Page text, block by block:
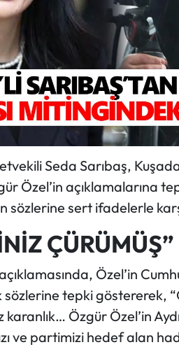
Seda Sarıbaş,
Özel’in açıklamalarına
sözlerine sert ifadelerle
ÇÜRÜMÜŞ”
Özel’in
sözlerine tepki göstererek,
karanlık… Özgür Özel’in
ve partimizi hedef alan